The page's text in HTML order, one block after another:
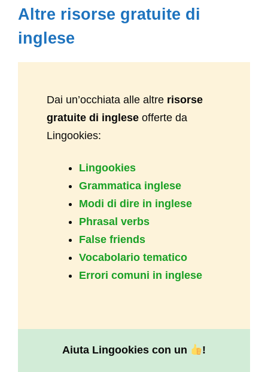
Altre risorse gratuite di
inglese
Dai un’occhiata alle altre risorse
gratuite di inglese offerte da
Lingookies:
Lingookies
Grammatica inglese
Modi di dire in inglese
Phrasal verbs
False friends
Vocabolario tematico
Errori comuni in inglese
Aiuta Lingookies con un !